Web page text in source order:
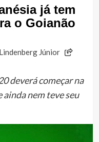
já tem
o Goianão
Júnior
deverá começar na
ainda nem teve seu